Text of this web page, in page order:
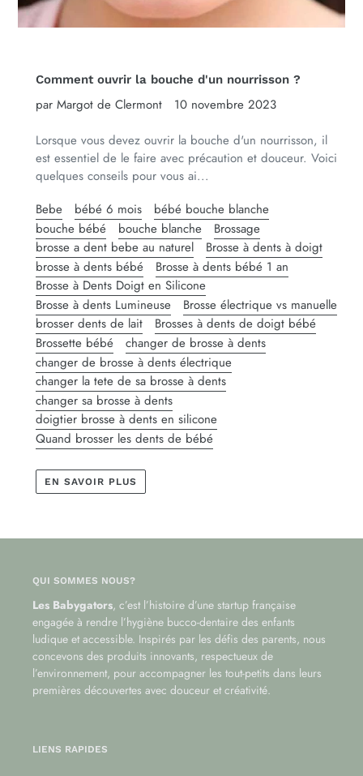
Comment ouvrir la bouche d'un nourrisson ?
par Margot de Clermont
10 novembre 2023
Lorsque vous devez ouvrir la bouche d'un nourrisson, il
est essentiel de le faire avec précaution et douceur. Voici
quelques conseils pour vous ai...
Bebe
bébé 6 mois
bébé bouche blanche
bouche bébé
bouche blanche
Brossage
brosse a dent bebe au naturel
Brosse à dents à doigt
brosse à dents bébé
Brosse à dents bébé 1 an
Brosse à Dents Doigt en Silicone
Brosse à dents Lumineuse
Brosse électrique vs manuelle
brosser dents de lait
Brosses à dents de doigt bébé
Brossette bébé
changer de brosse à dents
changer de brosse à dents électrique
changer la tete de sa brosse à dents
changer sa brosse à dents
doigtier brosse à dents en silicone
Quand brosser les dents de bébé
EN SAVOIR PLUS
QUI SOMMES NOUS?
Les Babygators, c’est l’histoire d’une startup française
engagée à rendre l’hygiène bucco-dentaire des enfants
ludique et accessible. Inspirés par les défis des parents, nous
concevons des produits innovants, respectueux de
l’environnement, pour accompagner les tout-petits dans leurs
premières découvertes avec douceur et créativité.
LIENS RAPIDES